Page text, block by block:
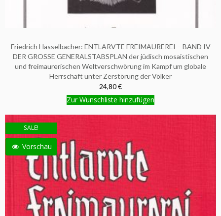
Friedrich Hasselbacher: ENTLARVTE FREIMAUREREI – BAND IV
DER GROSSE GENERALSTABSPLAN der jüdisch mosaistischen
und freimaurerischen Weltverschwörung im Kampf um globale
Herrschaft unter Zerstörung der Völker
24,80 €
Zur Wunschliste hinzufügen
SALE!
Vorschau